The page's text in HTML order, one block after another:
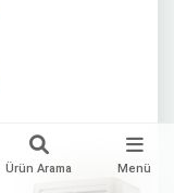
Ürün Arama Menü